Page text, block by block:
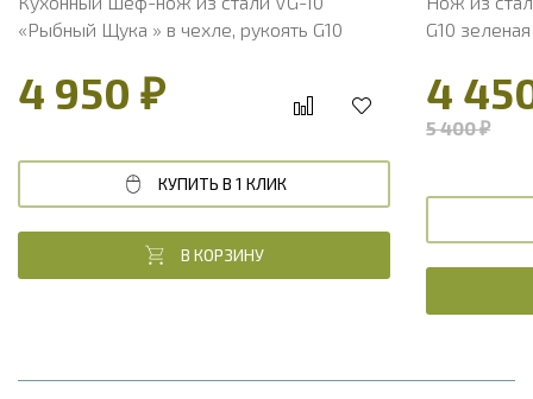
«Рыбный Щука » в чехле, рукоять G10
4 950 ₽
КУПИТЬ В 1 КЛИК
В КОРЗИНУ
G10 зеленая
4
5 400 ₽